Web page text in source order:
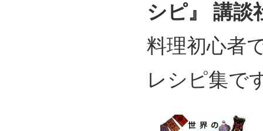
シピ』 講談
料理初心者
レシピ集で